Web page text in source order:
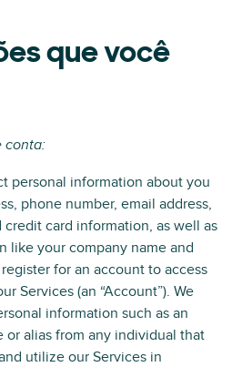
que você
conta:
personal information about you
phone number, email address,
credit card information, as well as
like your company name and
for an account to access
Services (an “Account”). We
information such as an
or alias from any individual that
utilize our Services in